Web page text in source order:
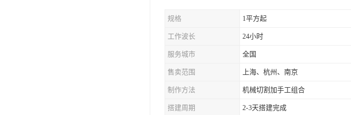
规格 1平方起
工作波长 24小时
服务城市 全国
售卖范围 上海、杭州、南京
制作方法 机械切割加手工组合
搭建周期 2-3天搭建完成